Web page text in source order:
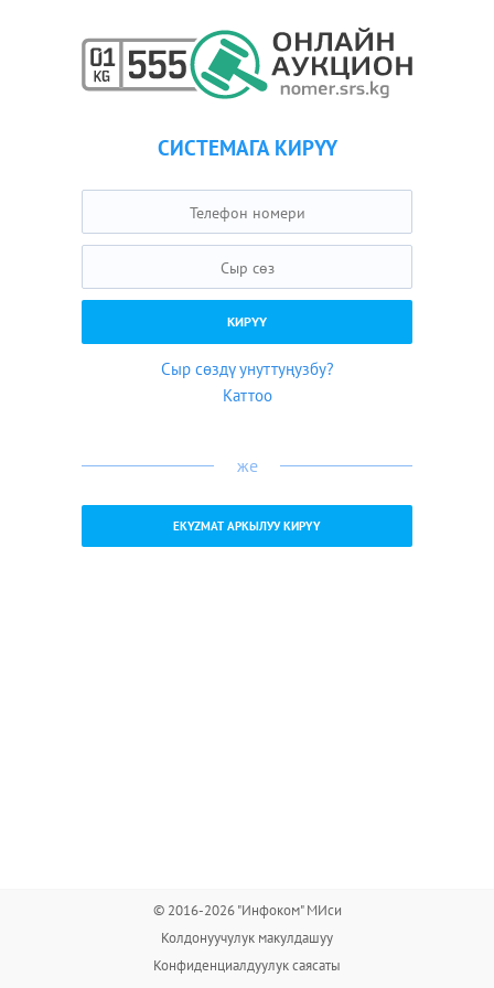
СИСТЕМАГА КИРҮҮ
Сыр сөздү унуттуңузбу?
Каттоо
же
EKYZMAT АРКЫЛУУ КИРҮҮ
© 2016-2026 "Инфоком" МИси
Колдонуучулук макулдашуу
Конфиденциалдуулук саясаты